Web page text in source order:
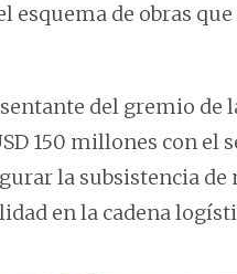
de obras
del gremio
150 millones con el
la subsistencia
en la cadena